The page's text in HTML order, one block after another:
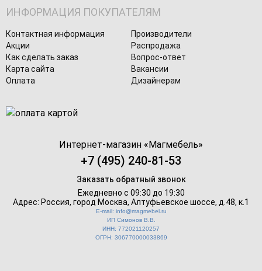
ИНФОРМАЦИЯ ПОКУПАТЕЛЯМ
Контактная информация
Производители
Акции
Распродажа
Как сделать заказ
Вопрос-ответ
Карта сайта
Вакансии
Оплата
Дизайнерам
Интернет-магазин «Магмебель»
+7 (495) 240-81-53
Заказать обратный звонок
Ежедневно с 09:30 до 19:30
Адрес: Россия, город Москва, Алтуфьевское шоссе, д.48, к.1
E-mail: info@magmebel.ru
ИП Симонов В.В.
ИНН: 772021120257
ОГРН: 306770000033869